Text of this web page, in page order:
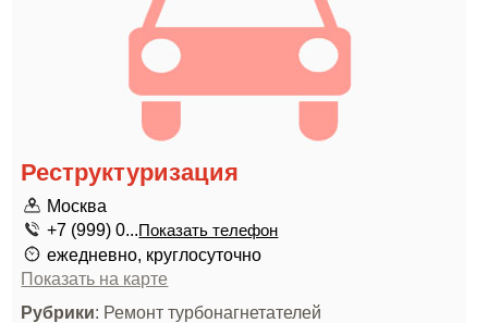
Реструктуризация
Москва
+7 (999) 0...Показать телефон
ежедневно, круглосуточно
Показать на карте
Рубрики: Ремонт турбонагнетателей